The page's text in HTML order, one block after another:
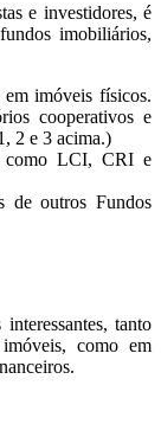
e investidores, é
imobiliários,
em imóveis físicos.
cooperativos e
2 e 3 acima.)
como LCI, CRI e
de outros Fundos
tanto
como em